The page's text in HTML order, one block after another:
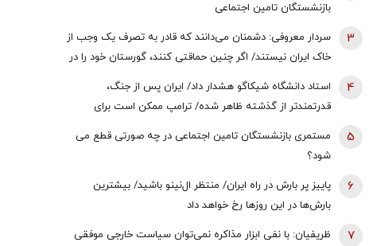
بازنشستگان تامین اجتماعی
سردار معروفی: دشمنان می‌دانند که قادر به تصرف یک وجب از
خاک ایران نیستند/ اگر چنین حماقتی کنند، گورستان خود را در
آنجا خواهند یافت/ دیپلماسی بدون پشتیبانی مردمی
امکان‌پذیر نیست
3
استاد دانشگاه شیکاگو هشدار داد/ ایران پس از جنگ،
قدرتمندتر از گذشته ظاهر شده/ ترامپ ممکن است برای
دستیابی به یک پیروزی نمادین پیش از انتخابات میان‌دوره‌ای
کنگره، به عملیات زمینی روی بیاورد
4
مستمری بازنشستگان تامین اجتماعی در چه صورتی قطع می
شود؟
5
پاییز پر بارش در راه ایران/ منتظر ال‌نینو باشید/ بیشترین
بارش‌ها در این روزها رخ خواهد داد
6
ظریفیان: با نفی ابزار مذاکره نمی‌توان سیاست خارجی موفقی
7